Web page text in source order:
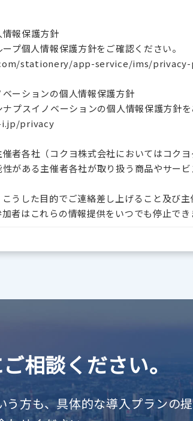
報保護方針
プ個人情報保護方針をご確認ください。
stationery/app-service/ims/
ーションの個人情報保護方針
プスイノベーションの個人情報保護方針を
privacy
者各社（コクヨ株式会社においてはコク
がある主催者各社が取り扱う商品やサー
うした目的でご連絡差し上げること及び
者はこれらの情報提供をいつでも停止でき
相談ください。
う方も、具体的な導入プランの